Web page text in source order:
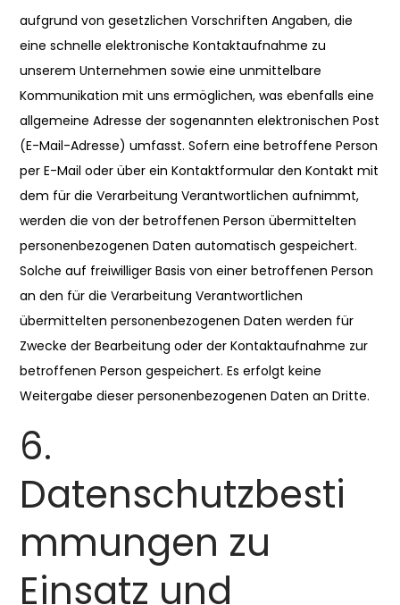
aufgrund von gesetzlichen Vorschriften Angaben, die
eine schnelle elektronische Kontaktaufnahme zu
unserem Unternehmen sowie eine unmittelbare
Kommunikation mit uns ermöglichen, was ebenfalls eine
allgemeine Adresse der sogenannten elektronischen Post
(E-Mail-Adresse) umfasst. Sofern eine betroffene Person
per E-Mail oder über ein Kontaktformular den Kontakt mit
dem für die Verarbeitung Verantwortlichen aufnimmt,
werden die von der betroffenen Person übermittelten
personenbezogenen Daten automatisch gespeichert.
Solche auf freiwilliger Basis von einer betroffenen Person
an den für die Verarbeitung Verantwortlichen
übermittelten personenbezogenen Daten werden für
Zwecke der Bearbeitung oder der Kontaktaufnahme zur
betroffenen Person gespeichert. Es erfolgt keine
Weitergabe dieser personenbezogenen Daten an Dritte.
6.
Datenschutzbesti
mmungen zu
Einsatz und